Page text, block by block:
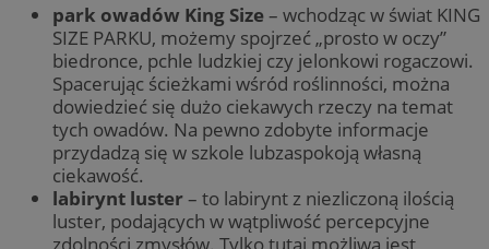
park owadów King Size– wchodząc w świat KING
SIZE PARKU, możemy spojrzeć „prosto w oczy”
biedronce, pchle ludzkiej czy jelonkowi rogaczowi.
Spacerując ścieżkami wśród roślinności, można
dowiedzieć się dużo ciekawych rzeczy na temat
tych owadów. Na pewno zdobyte informacje
przydadzą się w szkole lubzaspokoją własną
ciekawość.
labirynt luster– to labirynt z niezliczoną ilością
luster, podających w wątpliwość percepcyjne
zdolności zmysłów. Tylko tutaj możliwa jest